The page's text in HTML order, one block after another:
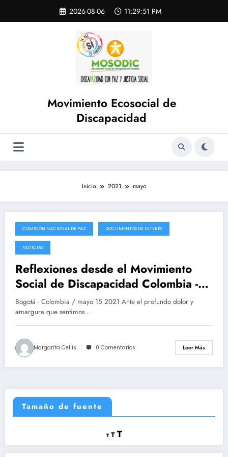
contenido
2026-08-06 11:29:51 PM
Movimiento Ecosocial de
Discapacidad
Inicio 2021 mayo
2021-05-14
COMISIÓN NACIONAL DE PAZ DOCUMENTOS DE INTERÉS
NOTICIAS
Reflexiones desde el Movimiento
Social de Discapacidad Colombia -
MOSODIC- ante la represión violenta
desatada por el gobierno de Iván
Duque
Bogotá - Colombia / mayo 15 2021 Ante el profundo dolor y
amargura que sentimos…
Margarita Cellis 0 Comentarios Leer Más
Tamaño de fuente
T
Reducir
tamaño
de
fuente.
TRestablecer
de
TAumentar
tamaño